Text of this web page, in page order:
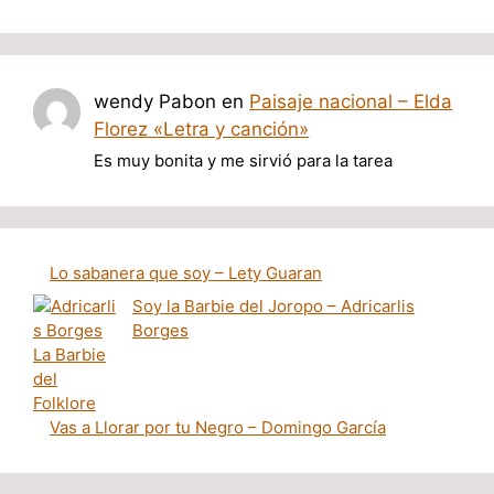
wendy Pabon en Paisaje nacional – Elda
Florez «Letra y canción»
Es muy bonita y me sirvió para la tarea
Lo sabanera que soy – Lety Guaran
Soy la Barbie del Joropo – Adricarlis
Borges
Vas a Llorar por tu Negro – Domingo García